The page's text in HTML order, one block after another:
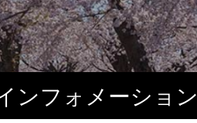
ンフォメーション